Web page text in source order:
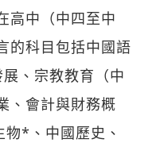
高中（中四至中
的科目包括中國語
、宗教教育（中
、會計與財務概
*、中國歷史、